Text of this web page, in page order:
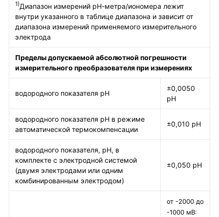
1)Диапазон измерений рН-метра/иономера лежит
внутри указанного в таблице диапазона и зависит от
диапазона измерений применяемого измерительного
электрода
Пределы допускаемой абсолютной погрешности
измерительного преобразователя при измерениях
водородного показателя рН
±0,0050
рН
водородного показателя рН в режиме
автоматической термокомпенсации
±0,010 рН
водородного показателя, рН, в
комплекте с электродной системой
(двумя электродами или одним
комбинированным электродом)
±0,050 рН
от -2000 до
-1000 мВ: